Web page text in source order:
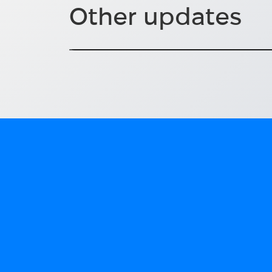
Other updates
Єпископ Сюзанна Раппманн
Подібні розмови допомагають будувати